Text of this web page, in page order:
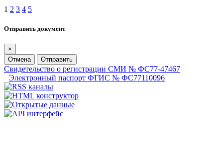
1 2 3 4 5
Отправить документ
×
Отмена
Отправить
Свидетельство о регистрации СМИ № ФС77-47467
Электронный паспорт ФГИС № ФС77110096